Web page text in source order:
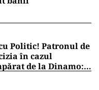
Politic! Patronul de
în cazul
de la Dinamo: